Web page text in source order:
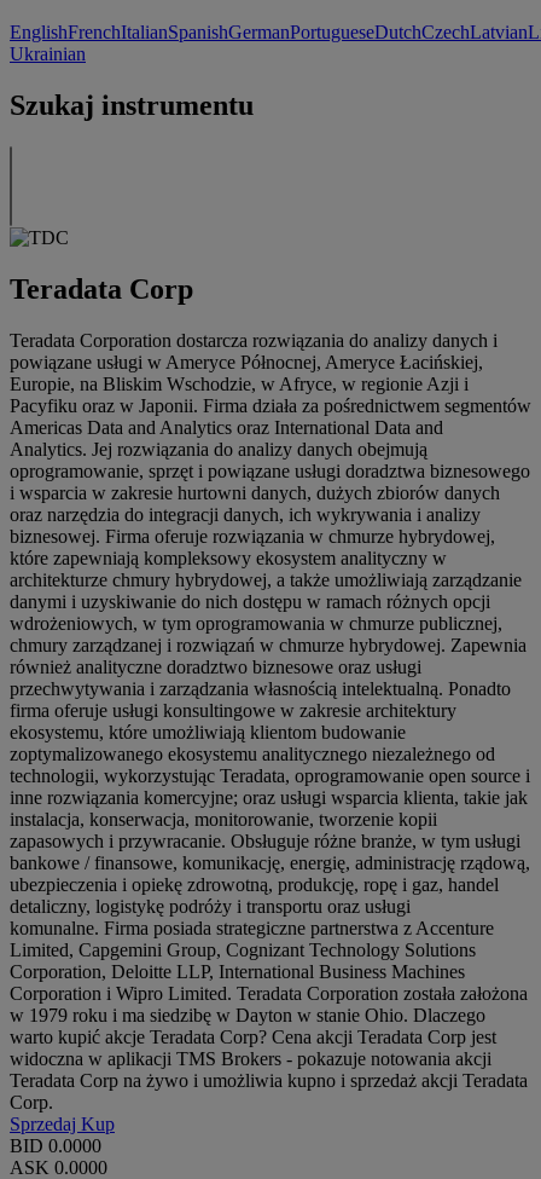
EnglishFrenchItalianSpanishGermanPortugueseDutchCzechLatvian
Ukrainian
Szukaj instrumentu
Teradata Corp
Teradata Corporation dostarcza rozwiązania do analizy danych i
powiązane usługi w Ameryce Północnej, Ameryce Łacińskiej,
Europie, na Bliskim Wschodzie, w Afryce, w regionie Azji i
Pacyfiku oraz w Japonii. Firma działa za pośrednictwem segmentów
Americas Data and Analytics oraz International Data and
Analytics. Jej rozwiązania do analizy danych obejmują
oprogramowanie, sprzęt i powiązane usługi doradztwa biznesowego
i wsparcia w zakresie hurtowni danych, dużych zbiorów danych
oraz narzędzia do integracji danych, ich wykrywania i analizy
biznesowej. Firma oferuje rozwiązania w chmurze hybrydowej,
które zapewniają kompleksowy ekosystem analityczny w
architekturze chmury hybrydowej, a także umożliwiają zarządzanie
danymi i uzyskiwanie do nich dostępu w ramach różnych opcji
wdrożeniowych, w tym oprogramowania w chmurze publicznej,
chmury zarządzanej i rozwiązań w chmurze hybrydowej. Zapewnia
również analityczne doradztwo biznesowe oraz usługi
przechwytywania i zarządzania własnością intelektualną. Ponadto
firma oferuje usługi konsultingowe w zakresie architektury
ekosystemu, które umożliwiają klientom budowanie
zoptymalizowanego ekosystemu analitycznego niezależnego od
technologii, wykorzystując Teradata, oprogramowanie open source i
inne rozwiązania komercyjne; oraz usługi wsparcia klienta, takie jak
instalacja, konserwacja, monitorowanie, tworzenie kopii
zapasowych i przywracanie. Obsługuje różne branże, w tym usługi
bankowe / finansowe, komunikację, energię, administrację rządową,
ubezpieczenia i opiekę zdrowotną, produkcję, ropę i gaz, handel
detaliczny, logistykę podróży i transportu oraz usługi
komunalne. Firma posiada strategiczne partnerstwa z Accenture
Limited, Capgemini Group, Cognizant Technology Solutions
Corporation, Deloitte LLP, International Business Machines
Corporation i Wipro Limited. Teradata Corporation została założona
w 1979 roku i ma siedzibę w Dayton w stanie Ohio. Dlaczego
warto kupić akcje Teradata Corp? Cena akcji Teradata Corp jest
widoczna w aplikacji TMS Brokers - pokazuje notowania akcji
Teradata Corp na żywo i umożliwia kupno i sprzedaż akcji Teradata
Corp.
Sprzedaj Kup
BID 0.0000
ASK 0.0000